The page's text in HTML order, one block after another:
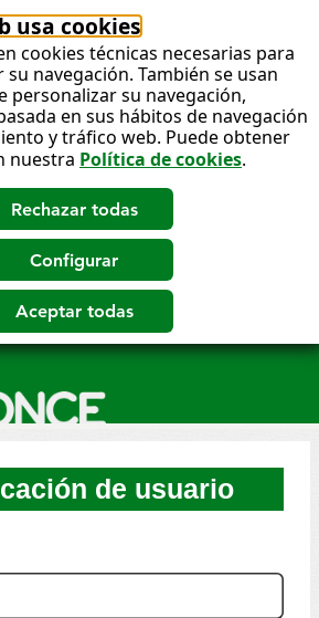
usa cookies
cookies técnicas necesarias para
navegación. También se usan
personalizar su navegación,
en sus hábitos de navegación
y tráfico web. Puede obtener
nuestra Política de cookies.
de usuario